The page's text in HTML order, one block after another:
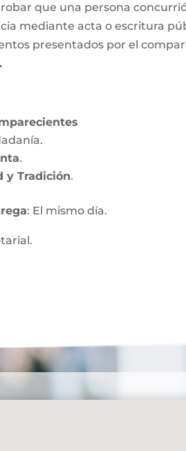
que una persona
mediante acta o escritura
presentados por el
.
y Tradición.
: El mismo día.